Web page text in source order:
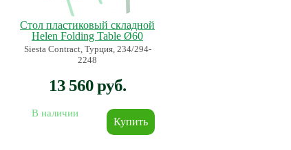
Стол пластиковый складной
Helen Folding Table Ø60
Siesta Contract, Турция, 234/294-
2248
13 560 руб.
В наличии